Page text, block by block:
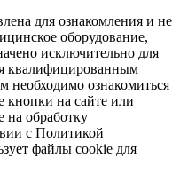
для ознакомления и не
оборудование,
исключительно для
квалифицированным
необходимо ознакомиться
на сайте или
на обработку
с Политикой
файлы cookie для